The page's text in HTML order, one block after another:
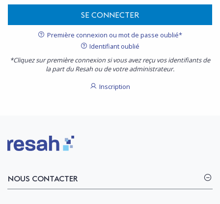
SE CONNECTER
Première connexion ou mot de passe oublié*
Identifiant oublié
*Cliquez sur première connexion si vous avez reçu vos identifiants de
la part du Resah ou de votre administrateur.
Inscription
Logo Resah
NOUS CONTACTER